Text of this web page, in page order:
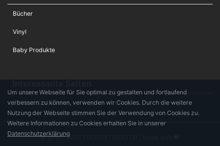
Bücher
Vinyl
Baby Produkte
Die Hochzeitsliste
© 2017 - 2026 PRODUKTMENTOR | Made with ♥
Um unsere Webseite für Sie optimal zu gestalten und fortlaufend
verbessern zu können, verwenden wir Cookies. Durch die weitere
Nutzung der Webseite stimmen Sie der Verwendung von Cookies zu.
Weitere Informationen zu Cookies erhalten Sie in unserer
Datenschutzerklärung